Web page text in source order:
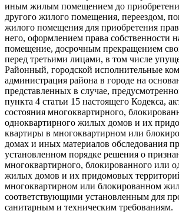
иным жилым помещением до
другого жилого помещения, переездом,
жилого помещения для приобретения
него, оформлением права собственности
помещение, досрочным прекращением
перед третьими лицами, в том числе
Районный, городской исполнительные
администрация района в городе на
представленных в случае,
пункта 4 статьи 15 настоящего Кодекса,
состояния многоквартирного,
одноквартирного жилых домов и их
квартиры в многоквартирном или
домах и иных материалов обследования
установленном порядке решения о
многоквартирного, блокированного или
жилых домов и их придомовых
многоквартирном или блокированном
соответствующими установленным для
санитарным и техническим требованиям.